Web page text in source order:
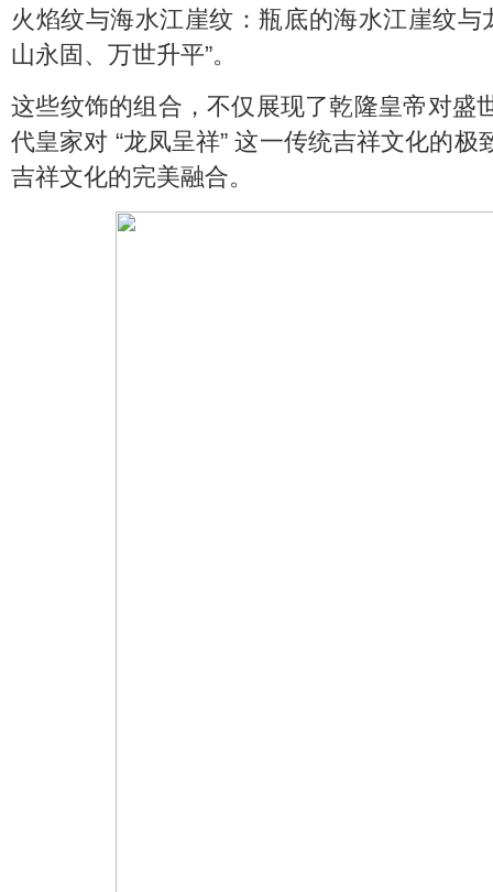
火焰纹与海水江崖纹：瓶底的海水江崖纹与
山永固、万世升平”。
这些纹饰的组合，不仅展现了乾隆皇帝对盛
代皇家对 “龙凤呈祥” 这一传统吉祥文化的
吉祥文化的完美融合。